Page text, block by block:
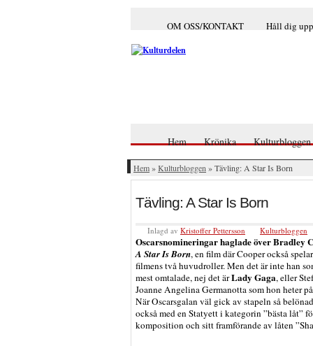
OM OSS/KONTAKT Håll dig
Hem Krönika Kulturbloggen
Hem»Kulturbloggen » Tävling: A Star Is Born
Tävling: A Star Is Born
Inlagd av Kristoffer Pettersson Kulturbloggen
Oscarsnomineringar haglade över Bradley
A Star Is Born, en film där Cooper också
filmens två huvudroller. Men det är inte han
mest omtalade, nej det ärLady Gaga, eller
Joanne Angelina Germanotta som hon heter
När Oscarsgalan väl gick av stapeln så
också med en Statyett i kategorin ”bästa låt”
komposition och sitt framförande av låten